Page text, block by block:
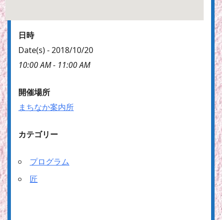
日時
Date(s) - 2018/10/20
10:00 AM - 11:00 AM
開催場所
まちなか案内所
カテゴリー
プログラム
匠